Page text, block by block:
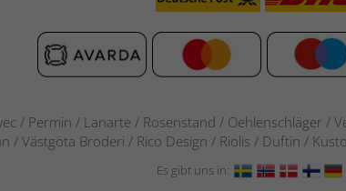
/ Permin / Lanarte / Rosenstand / Oehlenschläger /
/ Västgöta Broderi / Rico Design / Riolis / Duftin /
Es gibt uns in: